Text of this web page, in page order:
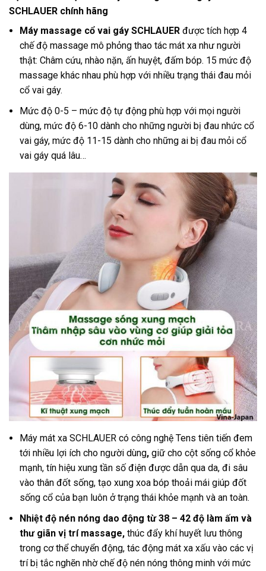
SCHLAUER chính hãng
Máy massage cổ vai gáy SCHLAUER được tích hợp 4
chế độ massage mô phỏng thao tác mát xa như người
thật: Châm cứu, nhào nặn, ấn huyệt, đấm bóp. 15 mức độ
massage khác nhau phù hợp với nhiều trạng thái đau mỏi
cổ vai gáy.
Mức độ 0-5 – mức độ tự động phù hợp với mọi người
dùng, mức độ 6-10 dành cho những người bị đau nhức cổ
vai gáy, mức độ 11-15 dành cho những ai bị đau mỏi cổ
vai gáy quá lâu…
Máy mát xa SCHLAUER có công nghệ Tens tiên tiến đem
tới nhiều lợi ích cho người dùng, giữ cho cột sống cổ khỏe
mạnh, tín hiệu xung tần số điện được dẫn qua da, đi sâu
vào thân đốt sống, tạo xung xoa bóp thoải mái giúp đốt
sống cổ của bạn luôn ở trạng thái khỏe mạnh và an toàn.
Nhiệt độ nén nóng dao động từ 38 – 42 độ làm ấm và
thư giãn vị trí massage, thúc đẩy khí huyết lưu thông
trong cơ thể chuyển động, tác động mát xa xấu vào các vị
trí bị tắc nghẽn nhờ chế độ nén nóng thông minh với mức